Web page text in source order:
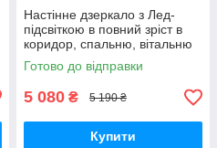
Настінне дзеркало з Лед-
підсвіткою в повний зріст в
коридор, спальню, вітальню
Avrora 2205L 60х170 см в
тонкій рамі МДФ, білий
Готово до відправки
5 080 ₴ 5 190 ₴
Купити